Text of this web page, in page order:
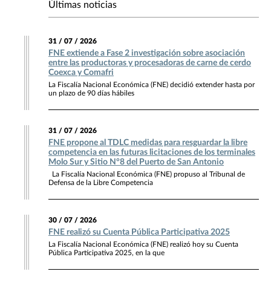
Últimas noticias
31 / 07 / 2026
FNE extiende a Fase 2 investigación sobre asociación
entre las productoras y procesadoras de carne de cerdo
Coexca y Comafri
La Fiscalía Nacional Económica (FNE) decidió extender hasta por
un plazo de 90 días hábiles
31 / 07 / 2026
FNE propone al TDLC medidas para resguardar la libre
competencia en las futuras licitaciones de los terminales
Molo Sur y Sitio N°8 del Puerto de San Antonio
La Fiscalía Nacional Económica (FNE) propuso al Tribunal de
Defensa de la Libre Competencia
30 / 07 / 2026
FNE realizó su Cuenta Pública Participativa 2025
La Fiscalía Nacional Económica (FNE) realizó hoy su Cuenta
Pública Participativa 2025, en la que